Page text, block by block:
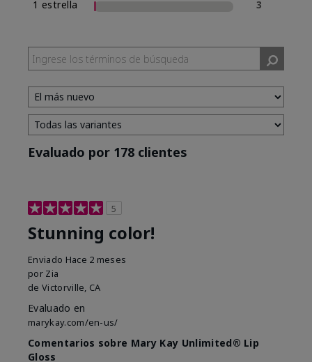
1 estrella
3
Evaluado por 178 clientes
5
Stunning color!
Enviado Hace 2 meses
por Zia
de Victorville, CA
Evaluado en
marykay.com/en-us/
Comentarios sobre Mary Kay Unlimited® Lip
Gloss